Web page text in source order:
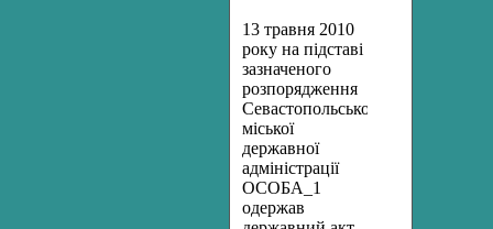
13 травня 2010
року на підставі
зазначеного
розпорядження
Севастопольської
міської
державної
адміністрації
ОСОБА_1
одержав